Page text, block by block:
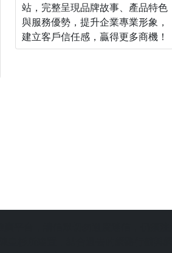
站，完整呈現品牌故事、產品特色
與服務優勢，提升企業專業形象，
建立客戶信任感，贏得更多商機！